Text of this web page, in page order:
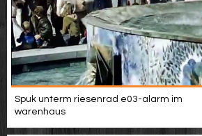
Spuk unterm riesenrad e03-alarm im
warenhaus